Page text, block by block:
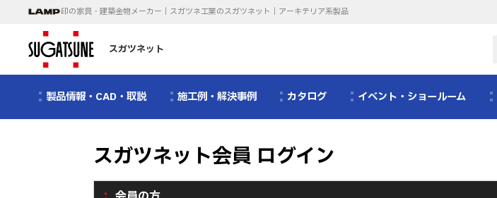
印の家具・建築金物メーカー｜スガツネ工業のスガツネット｜アーキテリア系製品
スガツネット
製品情報・CAD・取説 施工例・解決事例 カタログ イベント・ショールーム
スガツネット会員 ログイン